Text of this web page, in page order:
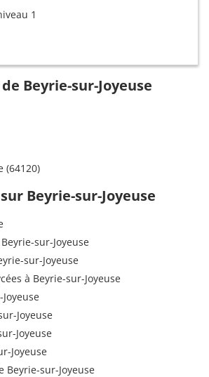
1
Beyrie-sur-Joyeuse
(64120)
Beyrie-sur-Joyeuse
sur-Joyeuse
sur-Joyeuse
à Beyrie-sur-Joyeuse
Joyeuse
Joyeuse
Joyeuse
Beyrie-sur-Joyeuse